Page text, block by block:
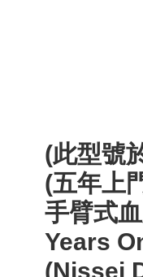
(此型號
(五年上
手臂式
Years
(Nissei